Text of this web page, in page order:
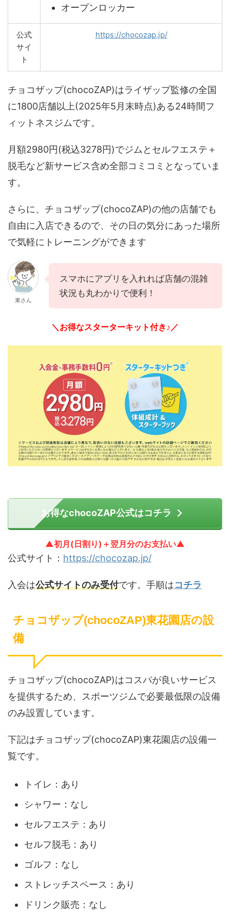
オープンロッカー
公式
サイ
ト
https://chocozap.jp/
チョコザップ(chocoZAP)はライザップ監修の全国
に1800店舗以上(2025年5月末時点)ある24時間フ
ィットネスジムです。
月額2980円(税込3278円)でジムとセルフエステ＋
脱毛など新サービス含め全部コミコミとなっていま
す。
さらに、チョコザップ(chocoZAP)の他の店舗でも
自由に入店できるので、その日の気分にあった場所
で気軽にトレーニングができます
東さん
スマホにアプリを入れれば店舗の混雑
状況も丸わかりで便利！
＼お得なスターターキット付き♪／
お得なchocoZAP公式はコチラ
▲初月(日割り)＋翌月分のお支払い▲
公式サイト： https://chocozap.jp/
入会は公式サイトのみ受付です。手順はコチラ
チョコザップ(chocoZAP)東花園店の設
備
チョコザップ(chocoZAP)はコスパが良いサービス
を提供するため、スポーツジムで必要最低限の設備
のみ設置しています。
下記はチョコザップ(chocoZAP)東花園店の設備一
覧です。
トイレ：あり
シャワー：なし
セルフエステ：あり
セルフ脱毛：あり
ゴルフ：なし
ストレッチスペース：あり
ドリンク販売：なし